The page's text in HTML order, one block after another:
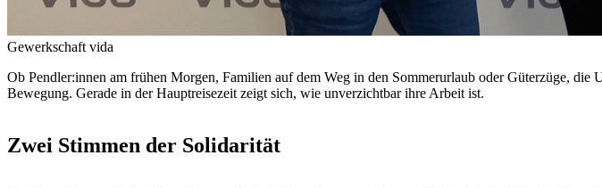
Gewerkschaft vida
Ob Pendler:innen am frühen Morgen, Familien auf dem Weg in den Sommerurlaub oder Güterzüge,
Bewegung. Gerade in der Hauptreisezeit zeigt sich, wie unverzichtbar ihre Arbeit ist.
Zwei Stimmen der Solidarität